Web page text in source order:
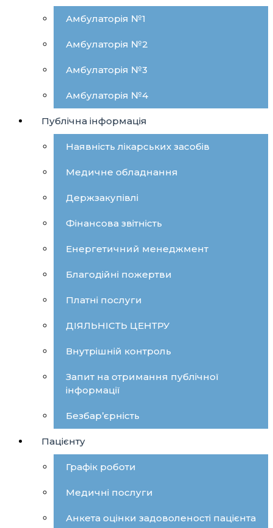
Амбулаторія №1
Амбулаторія №2
Амбулаторія №3
Амбулаторія №4
Публічна інформація
Наявність лікарських засобів
Медичне обладнання
Держзакупівлі
Фінансова звітність
Енергетичний менеджмент
Благодійні пожертви
Платні послуги
ДІЯЛЬНІСТЬ ЦЕНТРУ
Внутрішній контроль
Запит на отримання публічної
інформації
Безбар’єрність
Пацієнту
Графік роботи
Медичні послуги
Анкета оцінки задоволеності пацієнта